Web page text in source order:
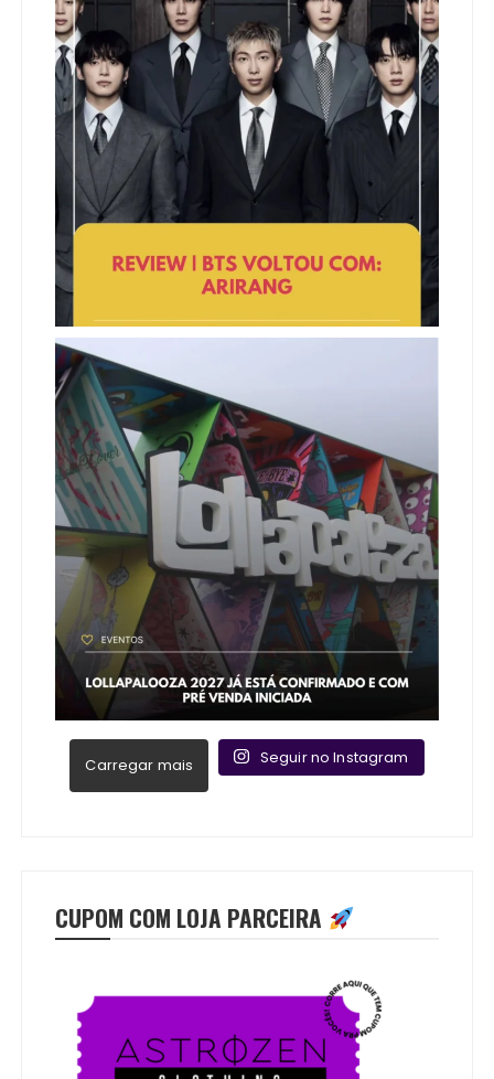
Carregar mais Seguir no Instagram
CUPOM COM LOJA PARCEIRA